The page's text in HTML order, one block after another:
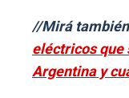
//Mirá
eléctricos que
Argentina y